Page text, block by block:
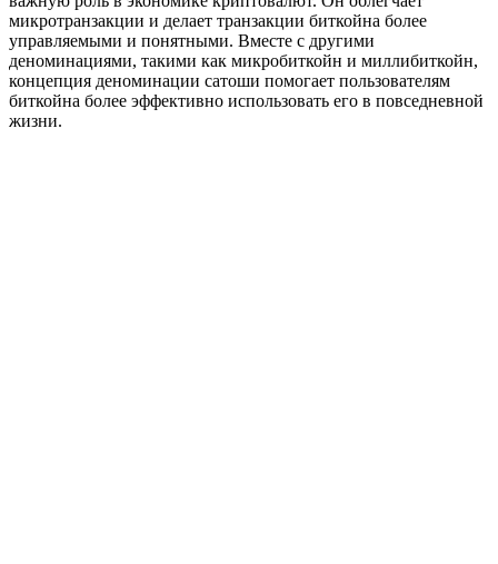
микротранзакции и делает транзакции биткойна более
управляемыми и понятными. Вместе с другими
деноминациями, такими как микробиткойн и миллибиткойн,
концепция деноминации сатоши помогает пользователям
биткойна более эффективно использовать его в повседневной
жизни.